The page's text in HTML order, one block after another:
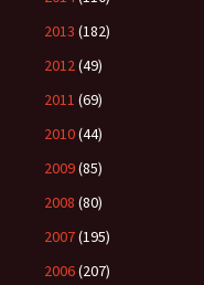
2013 (182)
2012(49)
2011 (69)
2010(44)
2009(85)
2008 (80)
2007(195)
2006(207)